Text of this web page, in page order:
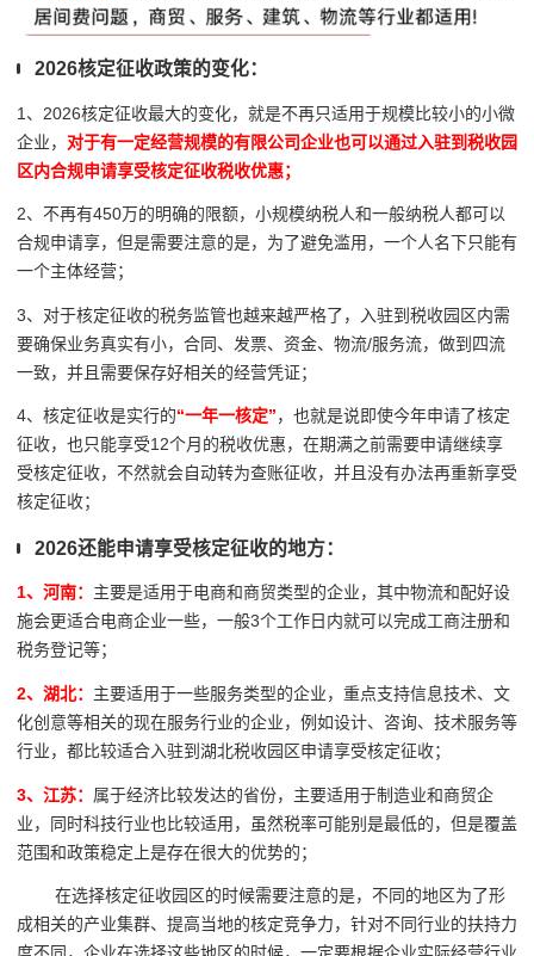
2026核定征收政策的变化：
1、2026核定征收最大的变化，就是不再只适用于规模比较小的小微
企业， 对于有一定经营规模的有限公司企业也可以通过入驻到税收园
区内合规申请享受核定征收税收优惠；
2、不再有450万的明确的限额，小规模纳税人和一般纳税人都可以
合规申请享，但是需要注意的是，为了避免滥用，一个人名下只能有
一个主体经营；
3、对于核定征收的税务监管也越来越严格了，入驻到税收园区内需
要确保业务真实有小，合同、发票、资金、物流/服务流，做到四流
一致，并且需要保存好相关的经营凭证；
4、核定征收是实行的“一年一核定”，也就是说即使今年申请了核定
征收，也只能享受12个月的税收优惠，在期满之前需要申请继续享
受核定征收，不然就会自动转为查账征收，并且没有办法再重新享受
核定征收；
2026还能申请享受核定征收的地方：
1、河南： 主要是适用于电商和商贸类型的企业，其中物流和配好设
施会更适合电商企业一些，一般3个工作日内就可以完成工商注册和
税务登记等；
2、湖北： 主要适用于一些服务类型的企业，重点支持信息技术、文
化创意等相关的现在服务行业的企业，例如设计、咨询、技术服务等
行业，都比较适合入驻到湖北税收园区申请享受核定征收；
3、江苏： 属于经济比较发达的省份，主要适用于制造业和商贸企
业，同时科技行业也比较适用，虽然税率可能别是最低的，但是覆盖
范围和政策稳定上是存在很大的优势的；
在选择核定征收园区的时候需要注意的是，不同的地区为了形
成相关的产业集群、提高当地的核定竞争力，针对不同行业的扶持力